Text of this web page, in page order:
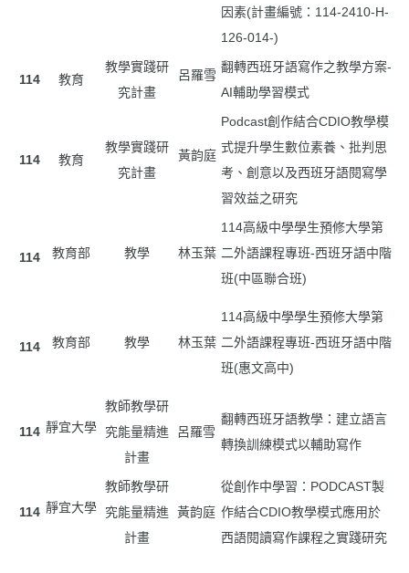
因素(計畫編號：114-2410-H-
126-014-)
114 教育
教學實踐研
究計畫
呂羅雪
翻轉西班牙語寫作之教學方案-
AI輔助學習模式
114 教育
教學實踐研
究計畫
黃韵庭
Podcast創作結合CDIO教學模
式提升學生數位素養、批判思
考、創意以及西班牙語閱寫學
習效益之研究
114 教育部 教學 林玉葉
114高級中學學生預修大學第
二外語課程專班-西班牙語中階
班(中區聯合班)
114 教育部 教學 林玉葉
114高級中學學生預修大學第
二外語課程專班-西班牙語中階
班(惠文高中)
114 靜宜大學
教師教學研
究能量精進
計畫
呂羅雪
翻轉西班牙語教學：建立語言
轉換訓練模式以輔助寫作
114 靜宜大學
教師教學研
究能量精進
計畫
黃韵庭
從創作中學習：PODCAST製
作結合CDIO教學模式應用於
西語閱讀寫作課程之實踐研究